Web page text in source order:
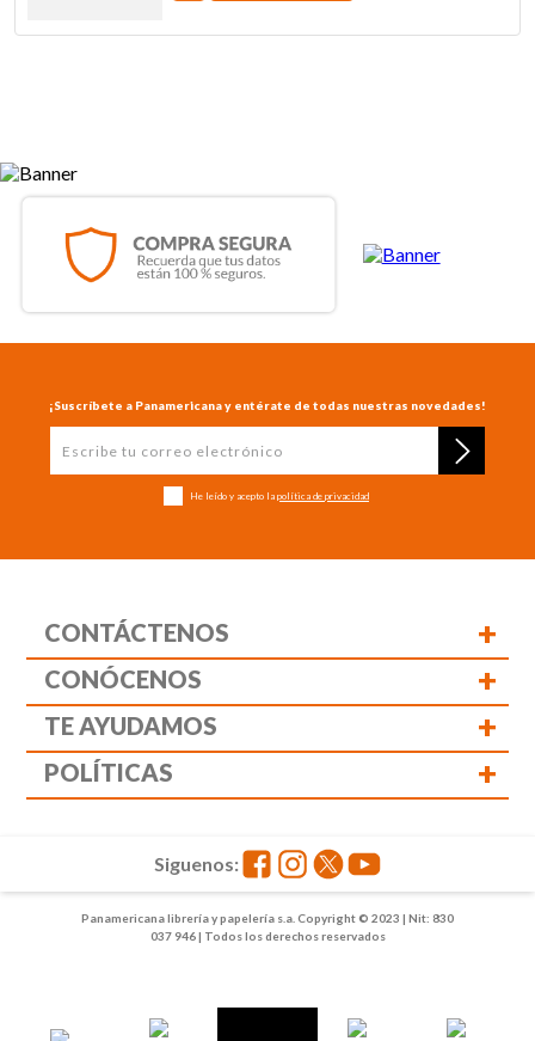
¡Suscríbete a Panamericana y entérate de todas nuestras novedades!
He leído y acepto la política de privacidad
CONTÁCTENOS +
CONÓCENOS +
TE AYUDAMOS +
POLÍTICAS +
Panamericana librería y papelería s.a. Copyright © 2023 | Nit: 830
037 946 | Todos los derechos reservados
Siguenos: